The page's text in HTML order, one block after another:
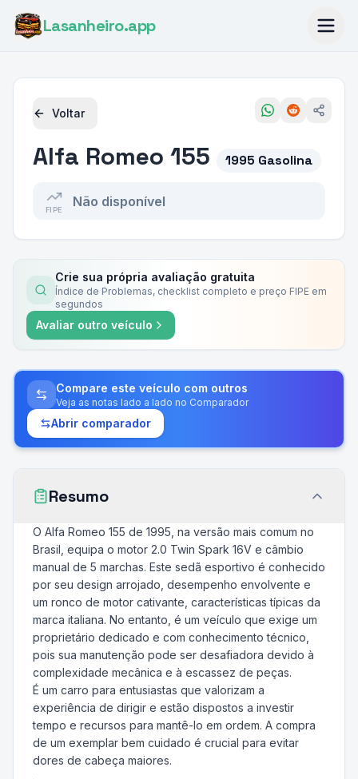
Lasanheiro.app
Voltar
Alfa Romeo 155 1995 Gasolina
FIPE
Não disponível
Crie sua própria avaliação gratuita
Índice de Problemas, checklist completo e preço FIPE em
segundos
Avaliar outro veículo
Compare este veículo com outros
Veja as notas lado a lado no Comparador
Abrir comparador
Resumo
O Alfa Romeo 155 de 1995, na versão mais comum no
Brasil, equipa o motor 2.0 Twin Spark 16V e câmbio
manual de 5 marchas. Este sedã esportivo é conhecido
por seu design arrojado, desempenho envolvente e
um ronco de motor cativante, características típicas da
marca italiana. No entanto, é um veículo que exige um
proprietário dedicado e com conhecimento técnico,
pois sua manutenção pode ser desafiadora devido à
complexidade mecânica e à escassez de peças.
É um carro para entusiastas que valorizam a
experiência de dirigir e estão dispostos a investir
tempo e recursos para mantê-lo em ordem. A compra
de um exemplar bem cuidado é crucial para evitar
dores de cabeça maiores.